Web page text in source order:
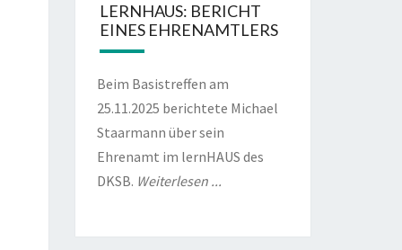
LERNHAUS: BERICHT
EINES EHRENAMTLERS
Beim Basistreffen am
25.11.2025 berichtete Michael
Staarmann über sein
Ehrenamt im lernHAUS des
DKSB. Weiterlesen ...